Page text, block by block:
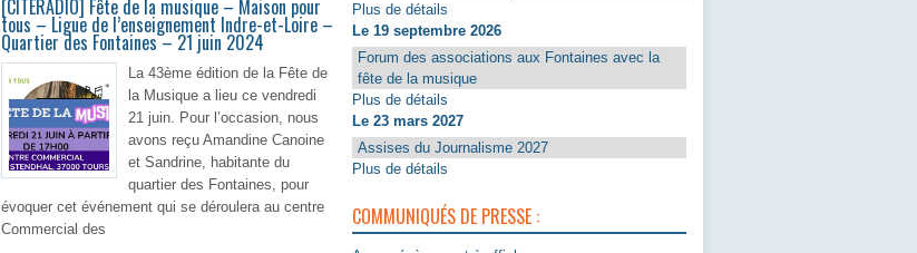
[CITERADIO] Fête de la musique – Maison pour
tous – Ligue de l’enseignement Indre-et-Loire –
Quartier des Fontaines – 21 juin 2024
La 43ème édition de la Fête de
la Musique a lieu ce vendredi
21 juin. Pour l’occasion, nous
avons reçu Amandine Canoine
et Sandrine, habitante du
quartier des Fontaines, pour
évoquer cet événement qui se déroulera au centre
Commercial des
Plus de détails
Le 19 septembre 2026
Forum des associations aux Fontaines avec la
fête de la musique
Plus de détails
Le 23 mars 2027
Assises du Journalisme 2027
Plus de détails
COMMUNIQUÉS DE PRESSE :